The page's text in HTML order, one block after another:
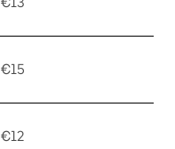
€15
€12